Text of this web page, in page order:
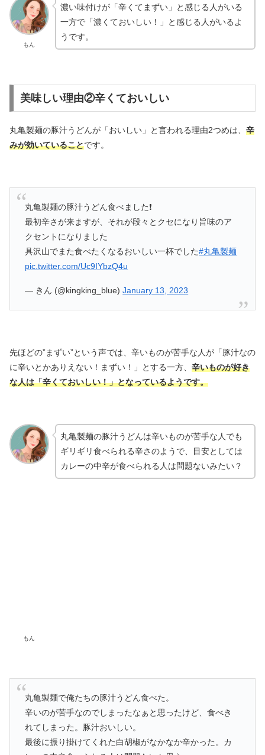
もん
濃い味付けが「辛くてまずい」と感じる人がいる
一方で「濃くておいしい！」と感じる人がいるよ
うです。
美味しい理由②辛くておいしい
丸亀製麺の豚汁うどんが「おいしい」と言われる理由2つめは、 辛
みが効いていることです。
丸亀製麺の豚汁うどん食べました❗
最初辛さが来ますが、それが段々とクセになり旨味のア
クセントになりました
具沢山でまた食べたくなるおいしい一杯でした#丸亀製麺
pic.twitter.com/Uc9IYbzQ4u
— きん (@kingking_blue)January 13, 2023
先ほどの”まずい”という声では、辛いものが苦手な人が「豚汁なの
に辛いとかありえない！まずい！」とする一方、 辛いものが好き
な人は「辛くておいしい！」となっているようです。
もん
丸亀製麺の豚汁うどんは辛いものが苦手な人でも
ギリギリ食べられる辛さのようで、目安としては
カレーの中辛が食べられる人は問題ないみたい？
丸亀製麺で俺たちの豚汁うどん食べた。
辛いのが苦手なのでしまったなぁと思ったけど、食べき
れてしまった。豚汁おいしい。
最後に振り掛けてくれた白胡椒がなかなか辛かった。カ